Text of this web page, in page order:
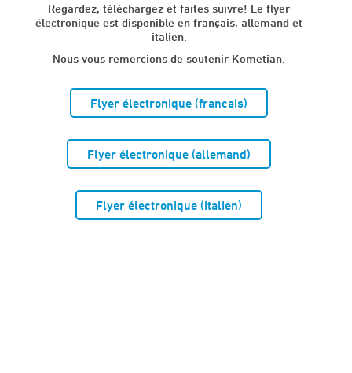
Regardez, téléchargez et faites suivre! Le flyer
électronique est disponible en français, allemand et
italien.
Nous vous remercions de soutenir Kometian.
Flyer électronique (francais)
Flyer électronique (allemand)
Flyer électronique (italien)